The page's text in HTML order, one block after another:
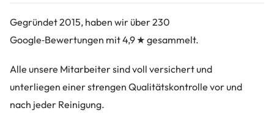
Gegründet 2015, haben wir über 230
Google‑Bewertungen mit 4,9 ★ gesammelt.
Alle unsere Mitarbeiter sind voll versichert und
unterliegen einer strengen Qualitätskontrolle vor und
nach jeder Reinigung.